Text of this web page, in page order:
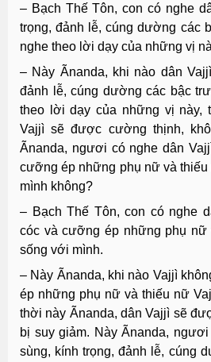
– Bạch Thế Tôn, con có nghe
trọng, đảnh lễ, cúng dường các
nghe theo lời dạy của những vị
– Này Ãnanda, khi nào dân
đảnh lễ, cúng dường các bậc
theo lời dạy của những vị này,
Vajjì sẽ được cường thịnh,
Ãnanda, ngươi có nghe dân
cưỡng ép những phụ nữ và
mình không?
– Bạch Thế Tôn, con có nghe
cóc và cưỡng ép những phụ nữ
sống với mình.
– Này Ãnanda, khi nào Vajjì
ép những phụ nữ và thiếu nữ
thời này Ãnanda, dân Vajjì sẽ
bị suy giảm. Này Ãnanda,
sùng, kính trọng, đảnh lễ, cúng